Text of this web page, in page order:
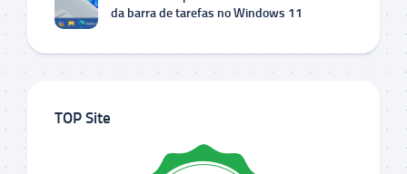
da barra de tarefas no Windows 11
TOP Site